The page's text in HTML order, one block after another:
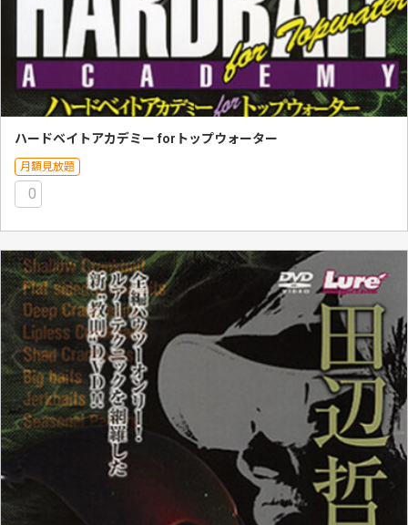
ハードベイトアカデミー forトップウォーター
月額見放題
0